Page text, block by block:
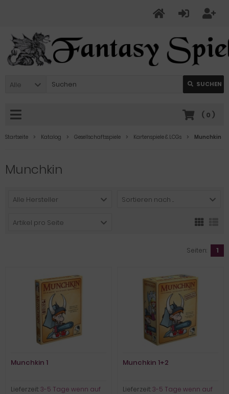
Alle SUCHEN
( 0 )
Startseite Katalog Gesellschaftsspiele Kartenspiele & LCGs Munchkin
Munchkin
Alle Hersteller Sortieren nach ...
Artikel pro Seite
Seiten: 1
Munchkin 1
Lieferzeit:3-5 Tage wenn auf
Munchkin 1+2
Lieferzeit:3-5 Tage wenn auf